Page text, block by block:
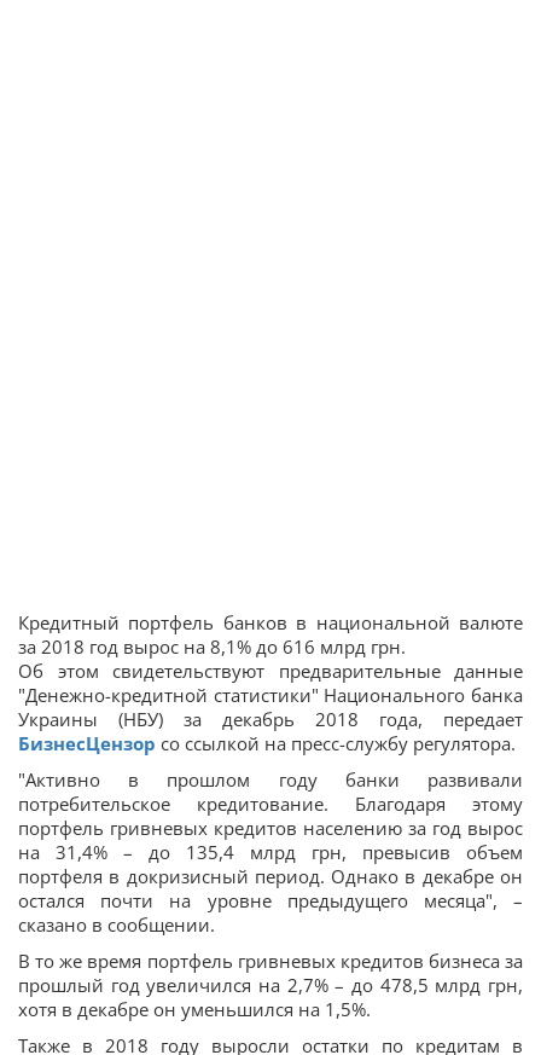
Кредитный портфель банков в национальной валюте
за 2018 год вырос на 8,1% до 616 млрд грн.
Об этом свидетельствуют предварительные данные
"Денежно-кредитной статистики" Национального банка
Украины (НБУ) за декабрь 2018 года, передает
БизнесЦензор со ссылкой на пресс-службу регулятора.
"Активно в прошлом году банки развивали
потребительское кредитование. Благодаря этому
портфель гривневых кредитов населению за год вырос
на 31,4% – до 135,4 млрд грн, превысив объем
портфеля в докризисный период. Однако в декабре он
остался почти на уровне предыдущего месяца", –
сказано в сообщении.
В то же время портфель гривневых кредитов бизнеса за
прошлый год увеличился на 2,7% – до 478,5 млрд грн,
хотя в декабре он уменьшился на 1,5%.
Также в 2018 году выросли остатки по кредитам в